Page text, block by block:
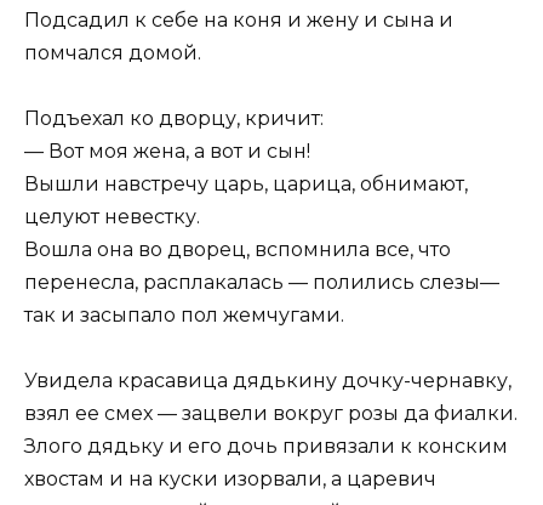
Подсадил к себе на коня и жену и сына и
помчался домой.
Подъехал ко дворцу, кричит:
— Вот моя жена, а вот и сын!
Вышли навстречу царь, царица, обнимают,
целуют невестку.
Вошла она во дворец, вспомнила все, что
перенесла, расплакалась — полились слезы—
так и засыпало пол жемчугами.
Увидела красавица дядькину дочку-чернавку,
взял ее смех — зацвели вокруг розы да фиалки.
Злого дядьку и его дочь привязали к конским
хвостам и на куски изорвали, а царевич